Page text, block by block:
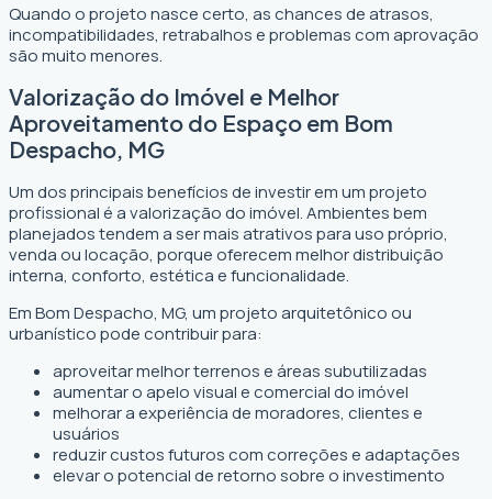
Quando o projeto nasce certo, as chances de atrasos,
incompatibilidades, retrabalhos e problemas com aprovação
são muito menores.
Valorização do Imóvel e Melhor
Aproveitamento do Espaço em Bom
Despacho, MG
Um dos principais benefícios de investir em um projeto
profissional é a valorização do imóvel. Ambientes bem
planejados tendem a ser mais atrativos para uso próprio,
venda ou locação, porque oferecem melhor distribuição
interna, conforto, estética e funcionalidade.
Em Bom Despacho, MG, um projeto arquitetônico ou
urbanístico pode contribuir para:
aproveitar melhor terrenos e áreas subutilizadas
aumentar o apelo visual e comercial do imóvel
melhorar a experiência de moradores, clientes e
usuários
reduzir custos futuros com correções e adaptações
elevar o potencial de retorno sobre o investimento